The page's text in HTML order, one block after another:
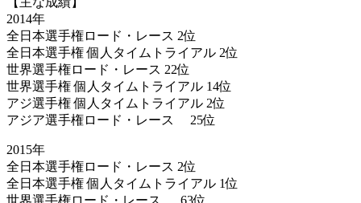
2014年
全日本選手権ロード・レース 2位
全日本選手権 個人タイムトライアル 2位
世界選手権ロード・レース 22位
世界選手権 個人タイムトライアル 14位
アジ選手権 個人タイムトライアル 2位
アジア選手権ロード・レース 25位
2015年
全日本選手権ロード・レース 2位
全日本選手権 個人タイムトライアル 1位